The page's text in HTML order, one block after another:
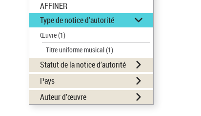
AFFINER
Type de notice d'autorité
Œuvre(1)
Titre uniforme musical(1)
Statut de la notice d’autorité
Pays
Auteur d’œuvre